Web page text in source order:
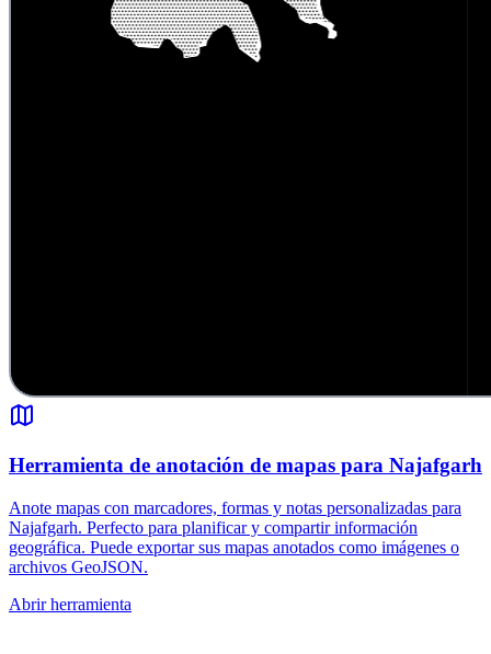
Herramienta de anotación de mapas para Najafgarh
Anote mapas con marcadores, formas y notas personalizadas para
Najafgarh. Perfecto para planificar y compartir información
geográfica. Puede exportar sus mapas anotados como imágenes o
archivos GeoJSON.
Abrir herramienta